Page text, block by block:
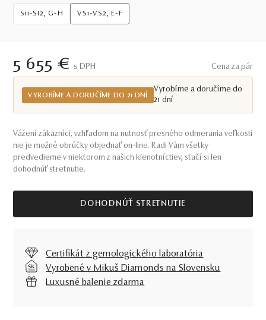
Si1-SI2, G-H VS1-VS2, E-F
5 655 € S DPH Cena za pár
VYROBÍME A DORUČÍME DO 21 DNÍ
Vyrobíme a doručíme do
21 dní
Vážení zákazníci, vzhľadom na nutnosť presného odmerania veľkosti
nie je možné obrúčky objednať on-line. Radi Vám všetky
predvedieme v niektorom z našich klenotníctiev, stačí si len
dohodnúť stretnutie.
DOHODNÚŤ STRETNUTIE
Certifikát z gemologického laboratória
Vyrobené v Mikuš Diamonds na Slovensku
Luxusné balenie zdarma